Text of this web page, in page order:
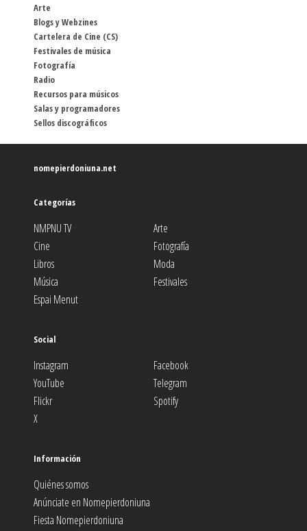
Arte
Blogs y Webzines
Cartelera de Cine (CS)
Festivales de música
Fotografía
Radio
Recursos para músicos
Salas y programadores
Sellos discográficos
nomepierdoniuna.net
Categorías
NMPNU TV
Arte
Cine
Fotografía
Libros
Moda
Música
Festivales
Espai Menut
Social
Instagram
Facebook
YouTube
Telegram
Flickr
Spotify
X
Información
Quiénes somos
Anúnciate en Nomepierdoniuna
Fiesta Nomepierdoniuna